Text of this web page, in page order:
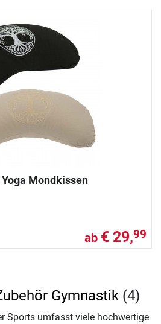
Mondkissen
ab € 29,99
Gymnastik (4)
Sports umfasst viele hochwertige